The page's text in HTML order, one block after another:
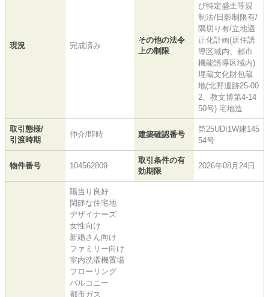
現況 完成済み
その他の法令
上の制限
び特定盛土等規
制法/日影制限有/
隅切り有/立地適
正化計画(居住誘
導区域内、都市
機能誘導区域内)
埋蔵文化財包蔵
地(北野遺跡25-00
2、教文博第4-14
50号) 宅地造
取引態様/
引渡時期
仲介/即時 建築確認番号
第25UDI1W建145
54号
物件番号 104562809
取引条件の有
効期限
2026年08月24日
陽当り良好
閑静な住宅地
デザイナーズ
女性向け
新婚さん向け
ファミリー向け
室内洗濯機置場
フローリング
バルコニー
都市ガス